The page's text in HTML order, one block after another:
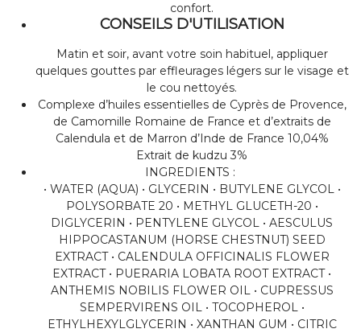
confort.
CONSEILS D'UTILISATION
Matin et soir, avant votre soin habituel, appliquer
quelques gouttes par effleurages légers sur le visage et
le cou nettoyés.
Complexe d’huiles essentielles de Cyprès de Provence,
de Camomille Romaine de France et d’extraits de
Calendula et de Marron d’Inde de France 10,04%
Extrait de kudzu 3%
INGREDIENTS :
• WATER (AQUA) • GLYCERIN • BUTYLENE GLYCOL •
POLYSORBATE 20 • METHYL GLUCETH-20 •
DIGLYCERIN • PENTYLENE GLYCOL • AESCULUS
HIPPOCASTANUM (HORSE CHESTNUT) SEED
EXTRACT • CALENDULA OFFICINALIS FLOWER
EXTRACT • PUERARIA LOBATA ROOT EXTRACT •
ANTHEMIS NOBILIS FLOWER OIL • CUPRESSUS
SEMPERVIRENS OIL • TOCOPHEROL •
ETHYLHEXYLGLYCERIN • XANTHAN GUM • CITRIC